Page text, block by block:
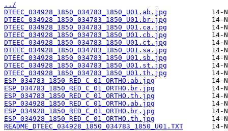
../
DTEEC_034928_1850_034783_1850_U01.ab.jpg
DTEEC_034928_1850_034783_1850_U01.br.jpg
DTEEC_034928_1850_034783_1850_U01.ca.jpg
DTEEC_034928_1850_034783_1850_U01.cb.jpg
DTEEC_034928_1850_034783_1850_U01.ct.jpg
DTEEC_034928_1850_034783_1850_U01.sa.jpg
DTEEC_034928_1850_034783_1850_U01.sb.jpg
DTEEC_034928_1850_034783_1850_U01.st.jpg
DTEEC_034928_1850_034783_1850_U01.th.jpg
ESP_034783_1850_RED_C_01_ORTHO.ab.jpg
ESP_034783_1850_RED_C_01_ORTHO.br.jpg
ESP_034783_1850_RED_C_01_ORTHO.th.jpg
ESP_034928_1850_RED_C_01_ORTHO.ab.jpg
ESP_034928_1850_RED_C_01_ORTHO.br.jpg
ESP_034928_1850_RED_C_01_ORTHO.th.jpg
README_DTEEC_034928_1850_034783_1850_U01.TXT